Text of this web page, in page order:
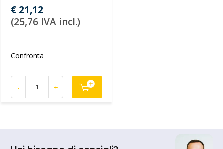
€ 21,12
(25,76 IVA incl.)
Confronta
- +